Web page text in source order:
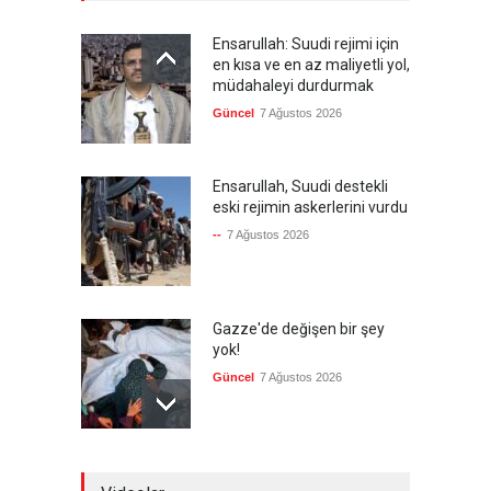
Ensarullah: Suudi rejimi için
en kısa ve en az maliyetli yol,
müdahaleyi durdurmak
Güncel 7 Ağustos 2026
Ensarullah, Suudi destekli
eski rejimin askerlerini vurdu
-- 7 Ağustos 2026
Gazze'de değişen bir şey
yok!
Güncel 7 Ağustos 2026